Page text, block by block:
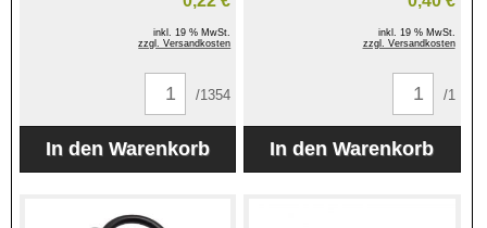
inkl. 19 % MwSt.
zzgl. Versandkosten
/1354
inkl. 19 % MwSt.
zzgl. Versandkosten
/1